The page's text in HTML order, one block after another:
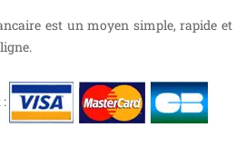
est un moyen simple, rapide et
: